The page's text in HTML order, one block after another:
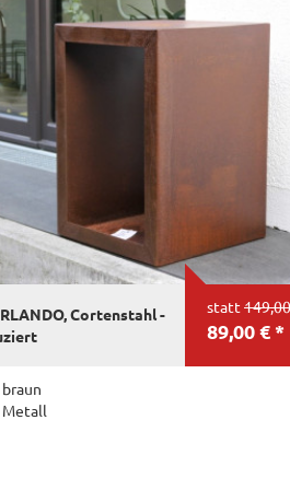
statt
89,00 € *
Cortenstahl -
braun
Metall